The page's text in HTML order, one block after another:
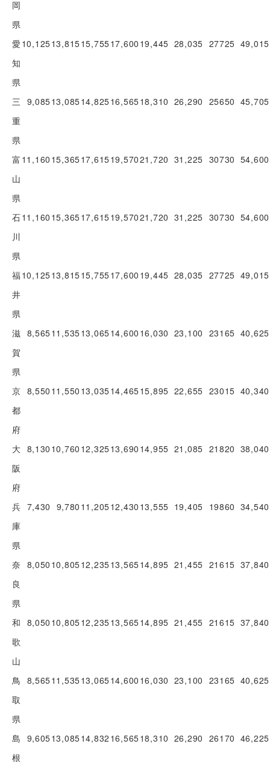
岡
県
愛
知
県
10,12513,81515,75517,600 19,445 28,035 27725 49,015
三
重
県
9,08513,08514,82516,56518,310 26,290 25650 45,705
富
山
県
11,160 15,36517,61519,57021,720 31,225 30730 54,600
石
川
県
11,160 15,36517,61519,57021,720 31,225 30730 54,600
福
井
県
10,12513,81515,75517,600 19,445 28,035 27725 49,015
滋
賀
県
8,56511,53513,06514,600 16,030 23,100 23165 40,625
京
都
府
8,550 11,550 13,03514,46515,895 22,655 23015 40,340
大
阪
府
8,130 10,760 12,32513,690 14,955 21,085 21820 38,040
兵
庫
県
7,430 9,780 11,20512,430 13,555 19,405 19860 34,540
奈
良
県
8,050 10,80512,23513,56514,895 21,455 21615 37,840
和
歌
山
8,050 10,80512,23513,56514,895 21,455 21615 37,840
鳥
取
県
8,56511,53513,06514,600 16,030 23,100 23165 40,625
島
根
9,60513,08514,832 16,56518,310 26,290 26170 46,225